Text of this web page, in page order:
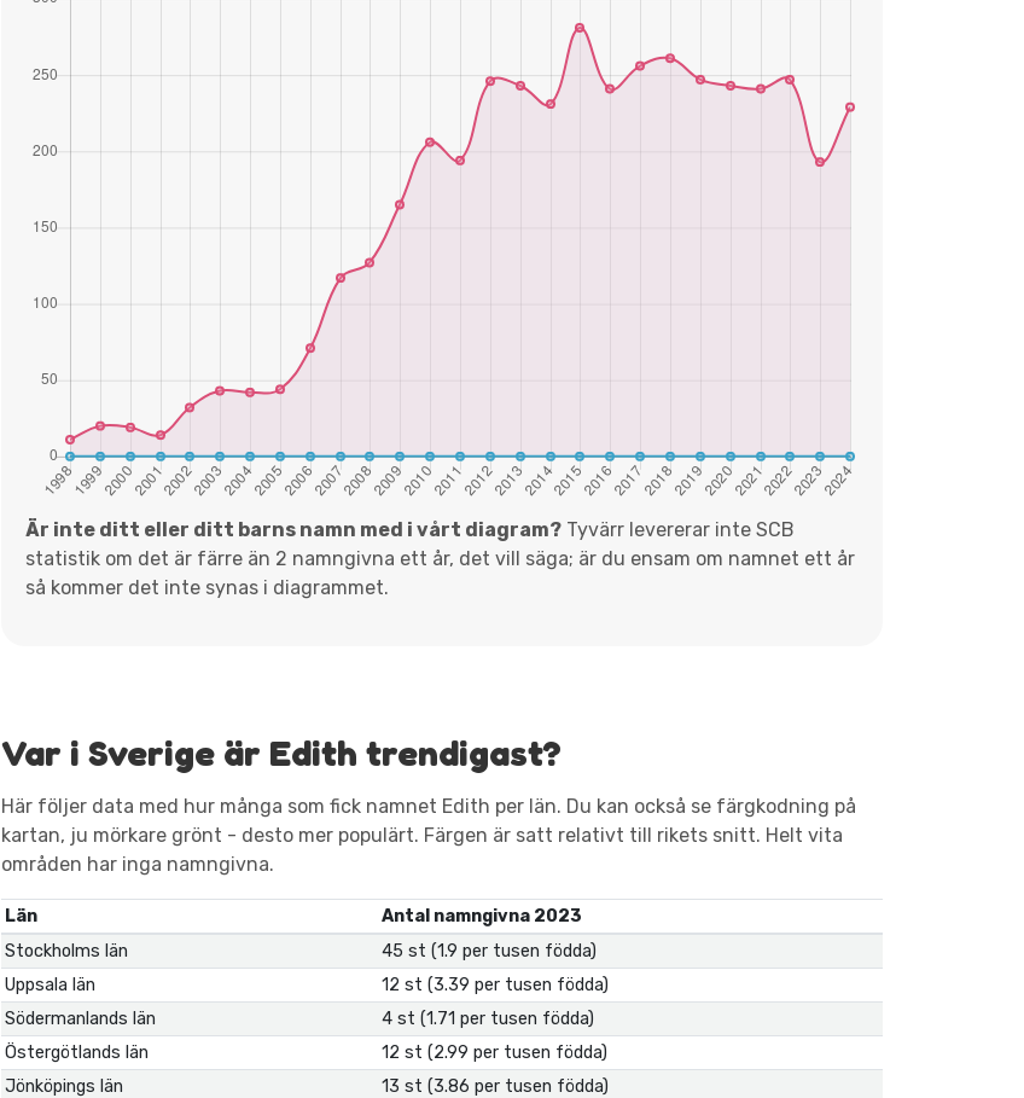
Är inte ditt eller ditt barns namn med i vårt diagram?Tyvärr levererar inte SCB
statistik om det är färre än 2 namngivna ett år, det vill säga; är du ensam om namnet ett år
så kommer det inte synas i diagrammet.
Var i Sverige är Edith trendigast?
Här följer data med hur många som fick namnet Edith per län. Du kan också se färgkodning på
kartan, ju mörkare grönt - desto mer populärt. Färgen är satt relativt till rikets snitt. Helt vita
områden har inga namngivna.
Län
Antal namngivna 2023
Stockholms län
45 st (1.9 per tusen födda)
Uppsala län
12 st (3.39 per tusen födda)
Södermanlands län
4 st (1.71 per tusen födda)
Östergötlands län
12 st (2.99 per tusen födda)
Jönköpings län
13 st (3.86 per tusen födda)